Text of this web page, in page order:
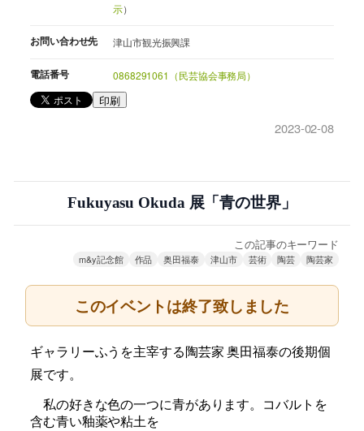
示）
お問い合わせ先 津山市観光振興課
電話番号 0868291061（民芸協会事務局）
印刷
2023-02-08
Fukuyasu Okuda 展「青の世界」
この記事のキーワード
m&y記念館 作品 奥田福泰 津山市 芸術 陶芸 陶芸家
このイベントは終了致しました
ギャラリーふうを主宰する陶芸家 奥田福泰の後期個
展です。
私の好きな色の一つに青があります。コバルトを
含む青い釉薬や粘土を